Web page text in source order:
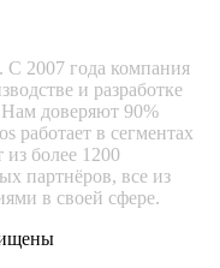
2007 года компания
и разработке
доверяют 90%
работает в сегментах
из более 1200
партнёров, все из
в своей сфере.